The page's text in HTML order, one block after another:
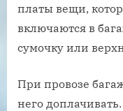
платы вещи,
включаются в
сумочку или
При провозе
него доплачивать.